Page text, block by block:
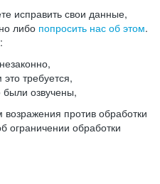
исправить свои данные,
либо попросить нас об этом.
требуется,
были озвучены,
против обработки
ограничении обработки